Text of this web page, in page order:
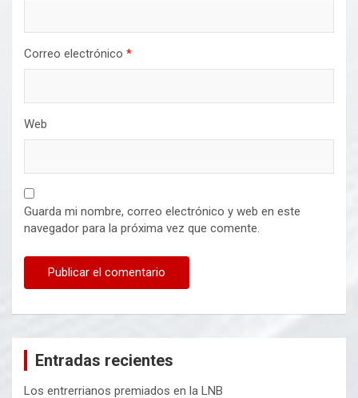
Correo electrónico *
Web
Guarda mi nombre, correo electrónico y web en este
navegador para la próxima vez que comente.
Entradas recientes
Los entrerrianos premiados en la LNB